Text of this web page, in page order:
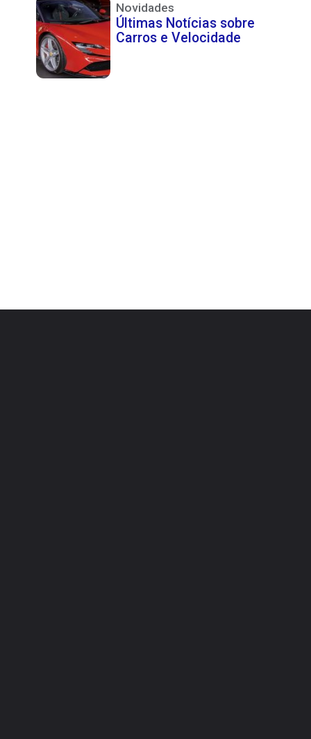
Novidades
Últimas Notícias sobre
Carros e Velocidade